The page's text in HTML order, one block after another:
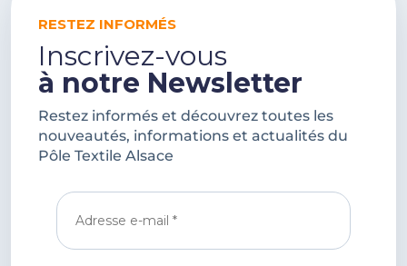
RESTEZ INFORMÉS
Inscrivez-vous
à notre Newsletter
Restez informés et découvrez toutes les
nouveautés, informations et actualités du
Pôle Textile Alsace